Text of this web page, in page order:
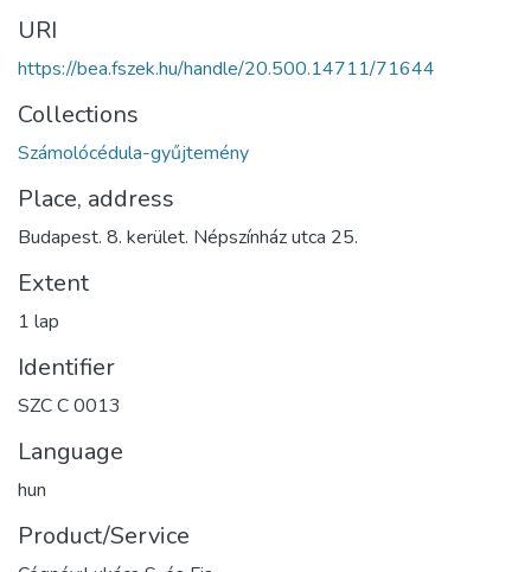
URI
https://bea.fszek.hu/handle/20.500.14711/71644
Collections
Számolócédula-gyűjtemény
Place, address
Budapest. 8. kerület. Népszínház utca 25.
Extent
1 lap
Identifier
SZC C 0013
Language
hun
Product/Service